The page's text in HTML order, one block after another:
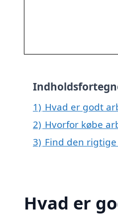
1) Hvad er godt
2) Hvorfor købe
3) Find den
Hvad er